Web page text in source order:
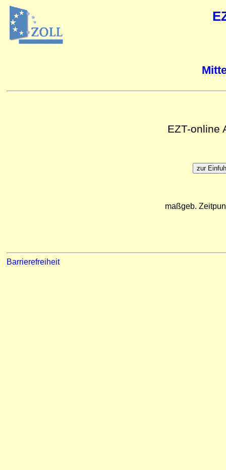
EZT-online
maßgeb.
Barrierefreiheit